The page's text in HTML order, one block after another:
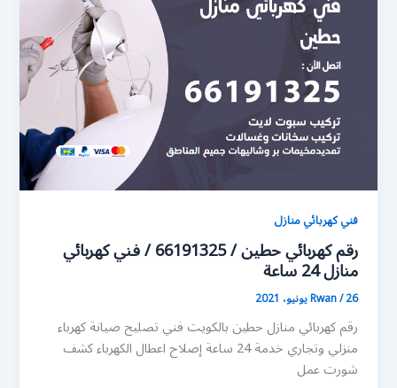
فني كهربائي منازل
رقم كهربائي حطين / 66191325 / فني كهربائي
منازل 24 ساعة
Rwan/26 يونيو، 2021
رقم كهربائي منازل حطين بالكويت فني تصليح صيانة كهرباء
منزلي وتجاري خدمة 24 ساعة إصلاح اعطال الكهرباء كشف
شورت عمل